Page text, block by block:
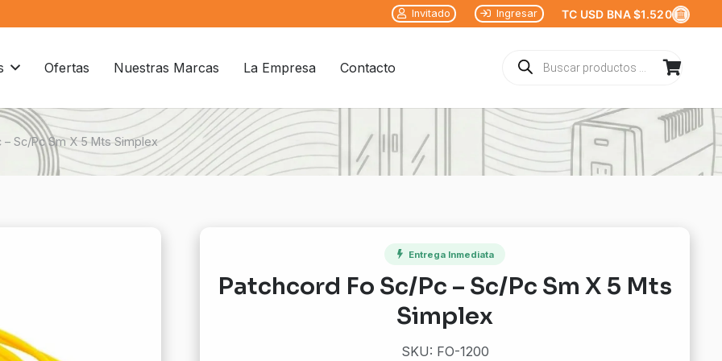
Invitado Ingresar TC USD BNA $1.520
Ofertas Nuestras Marcas La Empresa Contacto
Búsqueda
de
– Sc/Pc Sm X 5 Mts Simplex
Entrega Inmediata
Patchcord Fo Sc/Pc – Sc/Pc Sm X 5 Mts
Simplex
SKU: FO-1200